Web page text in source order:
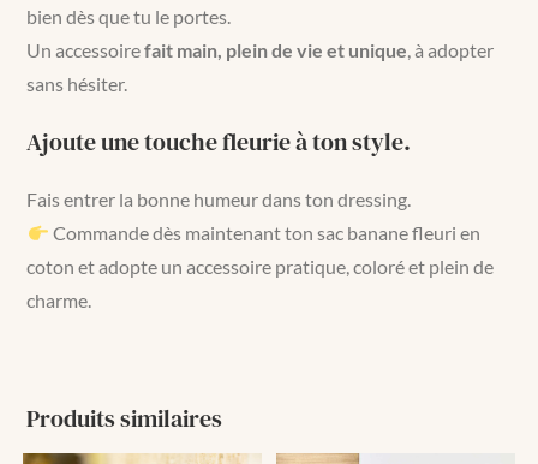
bien dès que tu le portes.
Un accessoirefait main, plein de vie et unique, à adopter
sans hésiter.
Ajoute une touche fleurie à ton style.
Fais entrer la bonne humeur dans ton dressing.
Commande dès maintenant ton sac banane fleuri en
coton et adopte un accessoire pratique, coloré et plein de
charme.
Produits similaires